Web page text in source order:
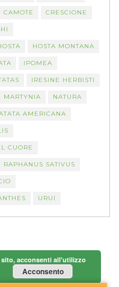
CAMOTE CRESCIONE
HOSTA MONTANA
IPOMEA
IRESINE HERBISTI
MARTYNIA NATURA
AMERICANA
CUORE
RAPHANUS SATIVUS
URUI
acconsenti all'utilizzo
Acconsento